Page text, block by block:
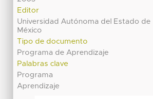
Editor
Universidad Autónoma del Estado de
México
Tipo de documento
Programa de Aprendizaje
Palabras clave
Programa
Aprendizaje